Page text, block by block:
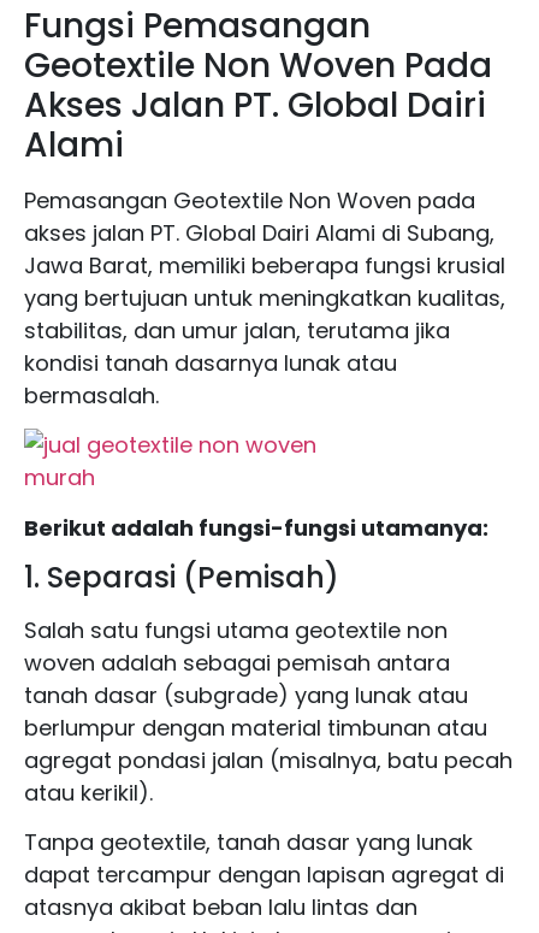
Fungsi Pemasangan
Geotextile Non Woven Pada
Akses Jalan PT. Global Dairi
Alami
Pemasangan Geotextile Non Woven pada
akses jalan PT. Global Dairi Alami di Subang,
Jawa Barat, memiliki beberapa fungsi krusial
yang bertujuan untuk meningkatkan kualitas,
stabilitas, dan umur jalan, terutama jika
kondisi tanah dasarnya lunak atau
bermasalah.
Berikut adalah fungsi-fungsi utamanya:
1. Separasi (Pemisah)
Salah satu fungsi utama geotextile non
woven adalah sebagai pemisah antara
tanah dasar (subgrade) yang lunak atau
berlumpur dengan material timbunan atau
agregat pondasi jalan (misalnya, batu pecah
atau kerikil).
Tanpa geotextile, tanah dasar yang lunak
dapat tercampur dengan lapisan agregat di
atasnya akibat beban lalu lintas dan